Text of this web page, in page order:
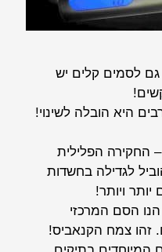
לסמים קלים יש
היא הובלה לשינוי!
– החקירה הפלילית
לגדילה בחשדות
ויותר!
הסם המרכזי
זהו צמח הקנאביס!